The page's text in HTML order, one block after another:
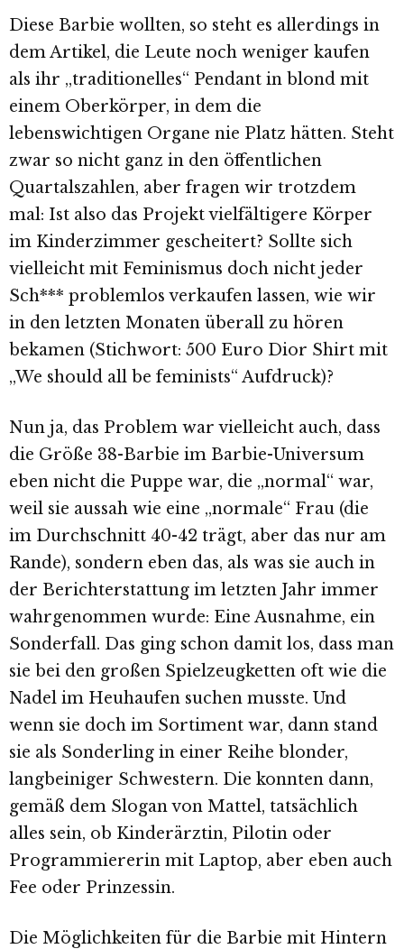
Diese Barbie wollten, so steht es allerdings in
dem Artikel, die Leute noch weniger kaufen
als ihr „traditionelles“ Pendant in blond mit
einem Oberkörper, in dem die
lebenswichtigen Organe nie Platz hätten. Steht
zwar so nicht ganz in den öffentlichen
Quartalszahlen, aber fragen wir trotzdem
mal: Ist also das Projekt vielfältigere Körper
im Kinderzimmer gescheitert? Sollte sich
vielleicht mit Feminismus doch nicht jeder
Sch*** problemlos verkaufen lassen, wie wir
in den letzten Monaten überall zu hören
bekamen (Stichwort: 500 Euro Dior Shirt mit
„We should all be feminists“ Aufdruck)?
Nun ja, das Problem war vielleicht auch, dass
die Größe 38-Barbie im Barbie-Universum
eben nicht die Puppe war, die „normal“ war,
weil sie aussah wie eine „normale“ Frau (die
im Durchschnitt 40-42 trägt, aber das nur am
Rande), sondern eben das, als was sie auch in
der Berichterstattung im letzten Jahr immer
wahrgenommen wurde: Eine Ausnahme, ein
Sonderfall. Das ging schon damit los, dass man
sie bei den großen Spielzeugketten oft wie die
Nadel im Heuhaufen suchen musste. Und
wenn sie doch im Sortiment war, dann stand
sie als Sonderling in einer Reihe blonder,
langbeiniger Schwestern. Die konnten dann,
gemäß dem Slogan von Mattel, tatsächlich
alles sein, ob Kinderärztin, Pilotin oder
Programmiererin mit Laptop, aber eben auch
Fee oder Prinzessin.
Die Möglichkeiten für die Barbie mit Hintern